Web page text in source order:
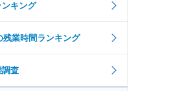
キング
残業時間ランキング
調査